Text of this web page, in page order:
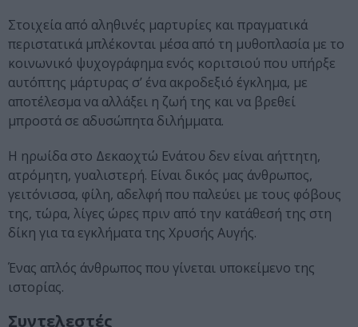
Στοιχεία από αληθινές μαρτυρίες και πραγματικά
περιστατικά μπλέκονται μέσα από τη μυθοπλασία με το
κοινωνικό ψυχογράφημα ενός κοριτσιού που υπήρξε
αυτόπτης μάρτυρας σ’ ένα ακροδεξιό έγκλημα, με
αποτέλεσμα να αλλάξει η ζωή της και να βρεθεί
μπροστά σε αδυσώπητα διλήμματα.
Η ηρωίδα στο Δεκαοχτώ Ενάτου δεν είναι αήττητη,
ατρόμητη, γυαλιστερή. Είναι δικός μας άνθρωπος,
γειτόνισσα, φίλη, αδελφή που παλεύει με τους φόβους
της, τώρα, λίγες ώρες πριν από την κατάθεσή της στη
δίκη για τα εγκλήματα της Χρυσής Αυγής.
Ένας απλός άνθρωπος που γίνεται υποκείμενο της
ιστορίας.
Συντελεστές